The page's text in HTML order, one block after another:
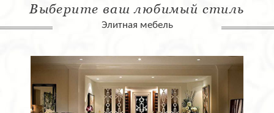
Выберите ваш любимый стиль
Элитная мебель